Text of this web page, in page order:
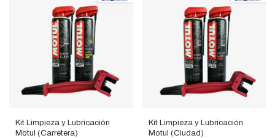
Kit Limpieza y Lubricación
Motul (Carretera)
Kit Limpieza y Lubricación
Motul (Ciudad)